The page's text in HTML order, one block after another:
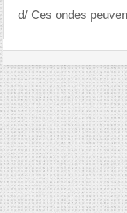
d/ Ces ondes